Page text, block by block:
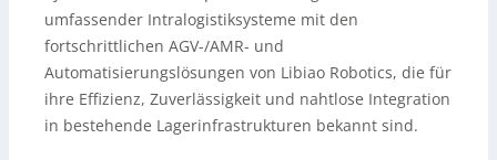
umfassender Intralogistiksysteme mit den
fortschrittlichen AGV-/AMR- und
Automatisierungslösungen von Libiao Robotics, die für
ihre Effizienz, Zuverlässigkeit und nahtlose Integration
in bestehende Lagerinfrastrukturen bekannt sind.